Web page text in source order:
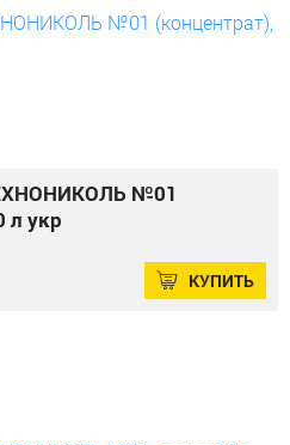
№01
л укр
КУПИТЬ